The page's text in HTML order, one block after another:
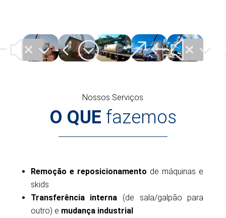
Nossos Serviços
O QUE fazemos
Remoção e reposicionamento de máquinas e
skids
Transferência interna (de sala/galpão para
outro) e mudança industrial